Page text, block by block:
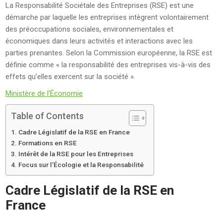
La Responsabilité Sociétale des Entreprises (RSE) est une
démarche par laquelle les entreprises intègrent volontairement
des préoccupations sociales, environnementales et
économiques dans leurs activités et interactions avec les
parties prenantes. Selon la Commission européenne, la RSE est
définie comme « la responsabilité des entreprises vis-à-vis des
effets qu’elles exercent sur la société ».
Ministère de l’Économie
Table of Contents
Cadre Législatif de la RSE en France
Formations en RSE
Intérêt de la RSE pour les Entreprises
Focus sur l’Écologie et la Responsabilité
Cadre Législatif de la RSE en
France